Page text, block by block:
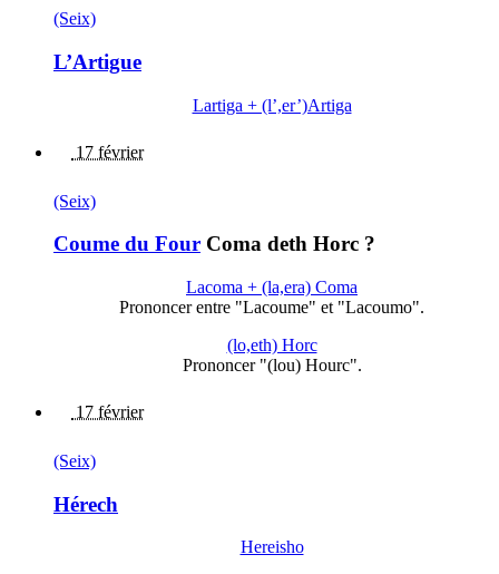
(Seix)
L’Artigue
Lartiga + (l’,er’)Artiga
17 février
(Seix)
Coume du Four Coma deth Horc ?
Lacoma + (la,era) Coma
Prononcer entre "Lacoume" et "Lacoumo".
(lo,eth) Horc
Prononcer "(lou) Hourc".
17 février
(Seix)
Hérech
Hereisho